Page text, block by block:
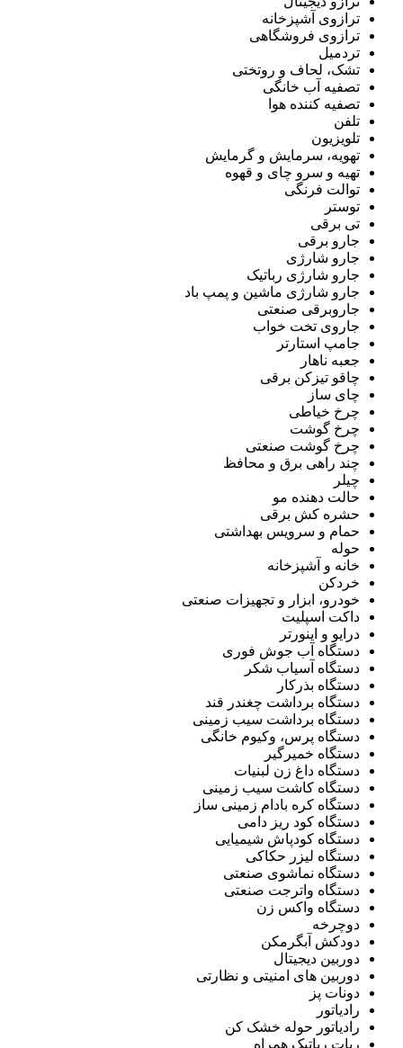
ترازوی آشپزخانه
ترازوی فروشگاهی
تردمیل
تشک، لحاف و روتختی
تصفیه آب خانگی
تصفیه کننده هوا
تلفن
تلویزیون
تهویه، سرمایش و گرمایش
تهیه و سرو چای و قهوه
توالت فرنگی
توستر
تی برقی
جارو برقی
جارو شارژی
جارو شارژی رباتیک
جارو شارژی ماشین و پمپ باد
جاروبرقی صنعتی
جاروی تخت خواب
جامپ استارتر
جعبه ناهار
چاقو تیزکن برقی
چای ساز
چرخ خیاطی
چرخ گوشت
چرخ گوشت صنعتی
چند راهی برق و محافظ
چیلر
حالت دهنده مو
حشره کش برقی
حمام و سرویس بهداشتی
حوله
خانه و آشپزخانه
خردکن
خودرو، ابزار و تجهیزات صنعتی
داکت اسپلیت
درایو و اینورتر
دستگاه آب جوش فوری
دستگاه آسیاب شکر
دستگاه بذرکار
دستگاه برداشت چغندر قند
دستگاه برداشت سیب زمینی
دستگاه پرس، وکیوم خانگی
دستگاه خمیرگیر
دستگاه داغ زن لبنیات
دستگاه کاشت سیب زمینی
دستگاه کره بادام زمینی ساز
دستگاه کود ریز دامی
دستگاه کودپاش شیمیایی
دستگاه لیزر حکاکی
دستگاه نماشوی صنعتی
دستگاه واترجت صنعتی
دستگاه واکس زن
دوچرخه
دودکش آبگرمکن
دوربین دیجیتال
دوربین های امنیتی و نظارتی
دونات پز
رادیاتور
رادیاتور حوله خشک کن
ربات رباتیک همراه